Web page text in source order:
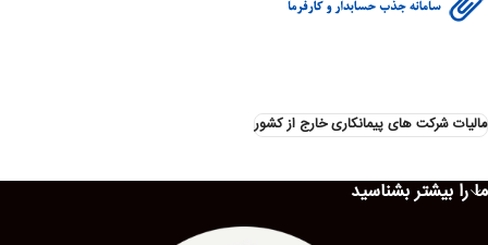
مالیات شرکت های پیمانکاری خارج از کشور
ما را بیشتر بشناسید